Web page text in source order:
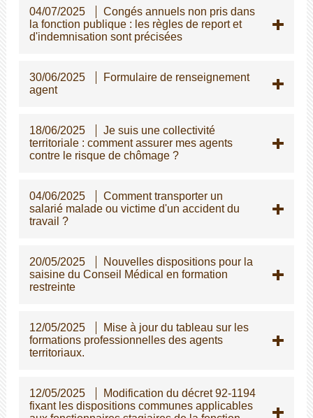
04/07/2025
Congés annuels non pris dans
la fonction publique : les règles de report et
d'indemnisation sont précisées
30/06/2025
Formulaire de renseignement
agent
18/06/2025
Je suis une collectivité
territoriale : comment assurer mes agents
contre le risque de chômage ?
04/06/2025
Comment transporter un
salarié malade ou victime d'un accident du
travail ?
20/05/2025
Nouvelles dispositions pour la
saisine du Conseil Médical en formation
restreinte
12/05/2025
Mise à jour du tableau sur les
formations professionnelles des agents
territoriaux.
12/05/2025
Modification du décret 92-1194
fixant les dispositions communes applicables